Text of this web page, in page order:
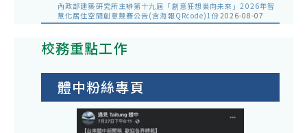
內政部建築研究所主辦第十九屆「創意狂想巢向未來」2026年智
慧化居住空間創意競賽公告(含海報QRcode)1份2026-08-07
校務重點工作
體中粉絲專頁